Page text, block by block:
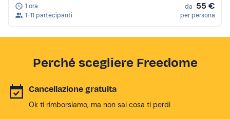
1 ora
1-11 partecipanti
da 55 €
per persona
Perché scegliere Freedome
Cancellazione gratuita
Ok ti rimborsiamo, ma non sai cosa ti perdi